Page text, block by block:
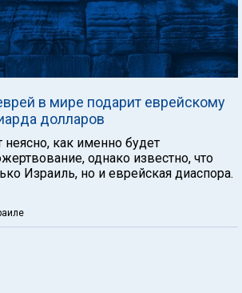
в мире подарит еврейскому
долларов
как именно будет
однако известно, что
Израиль, но и еврейская диаспора.